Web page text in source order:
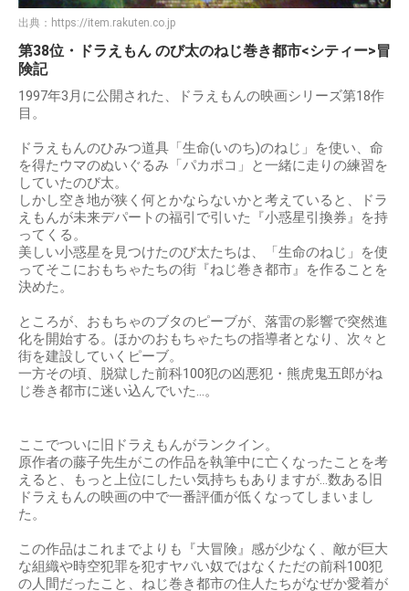
出典： https://item.rakuten.co.jp
第38位・ドラえもん のび太のねじ巻き都市<シティー>冒
険記
1997年3月に公開された、ドラえもんの映画シリーズ第18作
目。
ドラえもんのひみつ道具「生命(いのち)のねじ」を使い、命
を得たウマのぬいぐるみ「パカポコ」と一緒に走りの練習を
していたのび太。
しかし空き地が狭く何とかならないかと考えていると、ドラ
えもんが未来デパートの福引で引いた『小惑星引換券』を持
ってくる。
美しい小惑星を見つけたのび太たちは、「生命のねじ」を使
ってそこにおもちゃたちの街『ねじ巻き都市』を作ることを
決めた。
ところが、おもちゃのブタのピーブが、落雷の影響で突然進
化を開始する。ほかのおもちゃたちの指導者となり、次々と
街を建設していくピーブ。
一方その頃、脱獄した前科100犯の凶悪犯・熊虎鬼五郎がね
じ巻き都市に迷い込んでいた…。
ここでついに旧ドラえもんがランクイン。
原作者の藤子先生がこの作品を執筆中に亡くなったことを考
えると、もっと上位にしたい気持ちもありますが…数ある旧
ドラえもんの映画の中で一番評価が低くなってしまいまし
た。
この作品はこれまでよりも『大冒険』感が少なく、敵が巨大
な組織や時空犯罪を犯すヤバい奴ではなくただの前科100犯
の人間だったこと、ねじ巻き都市の住人たちがなぜか愛着が